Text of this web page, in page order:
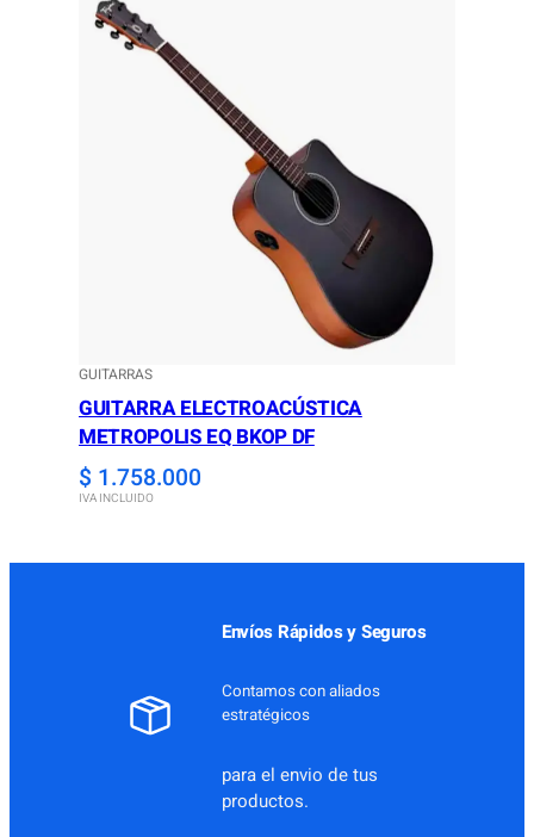
GUITARRAS
GUITARRA ELECTROACÚSTICA
METROPOLIS EQ BKOP DF
$ 1.758.000
IVA INCLUIDO
Envíos Rápidos y Seguros
Contamos con aliados
estratégicos
para el envio de tus
productos.